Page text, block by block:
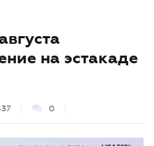
на эстакаде
0